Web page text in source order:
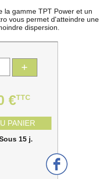
la gamme TPT Power et un
vous permet d'atteindre une
dispersion.
+
€TTC
PANIER
15 j.